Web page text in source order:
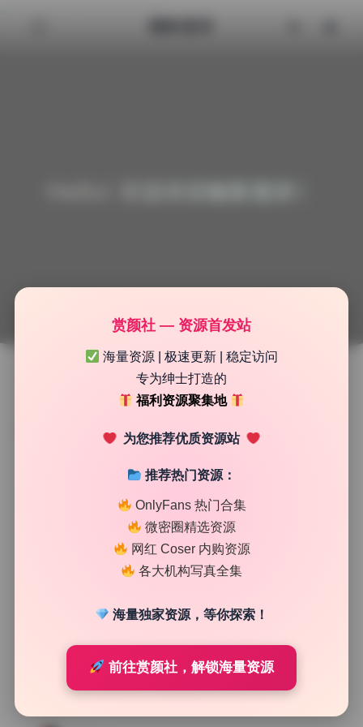
Yuka金提莫25套 高清原档写真合集 无水印资源包下载
赏颜社 — 资源首发站
海量资源 | 极速更新 | 稳定访问
专为绅士打造的
福利资源聚集地
为您推荐优质资源站
推荐热门资源：
OnlyFans 热门合集
微密圈精选资源
网红 Coser 内购资源
各大机构写真全集
海量独家资源，等你探索！
前往赏颜社，解锁海量资源